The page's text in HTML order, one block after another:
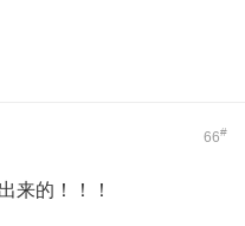
66#
来的！！！